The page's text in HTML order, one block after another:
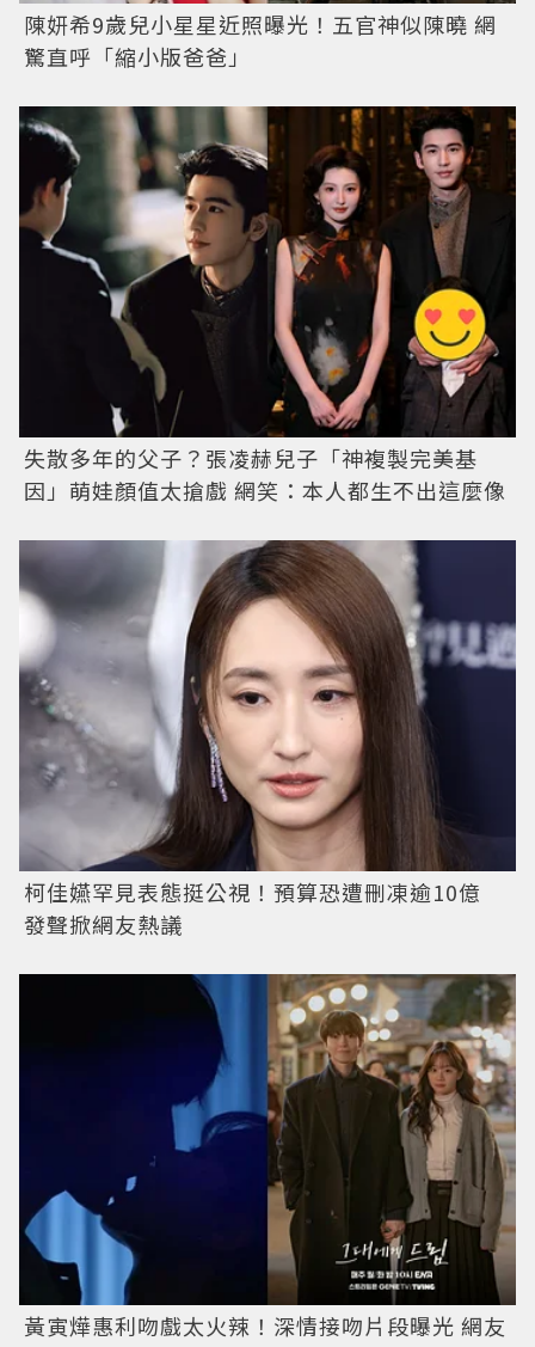
陳妍希9歲兒小星星近照曝光！五官神似陳曉 網
驚直呼「縮小版爸爸」
失散多年的父子？張凌赫兒子「神複製完美基
因」萌娃顏值太搶戲 網笑：本人都生不出這麼像
柯佳嬿罕見表態挺公視！預算恐遭刪凍逾10億
發聲掀網友熱議
黃寅燁惠利吻戲太火辣！深情接吻片段曝光 網友